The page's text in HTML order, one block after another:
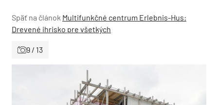
Späť na článok Multifunkčné centrum Erlebnis-Hus:
Drevené ihrisko pre všetkých
9 / 13